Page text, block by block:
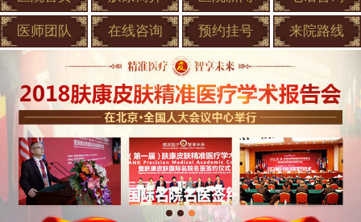
医师团队 在线咨询 预约挂号 来院路线